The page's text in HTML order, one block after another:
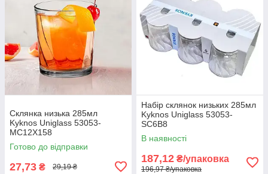
Склянка низька 285мл
Kyknos Uniglass 53053-
MC12Х158
Готово до відправки
27,73 ₴ 29,19 ₴
Набір склянок низьких 285мл
Kyknos Uniglass 53053-
SC6B8
В наявності
187,12 ₴/упаковка
196,97 ₴/упаковка